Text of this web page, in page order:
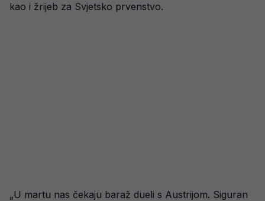
kao i žrijeb za Svjetsko prvenstvo.
„U martu nas čekaju baraž dueli s Austrijom. Siguran